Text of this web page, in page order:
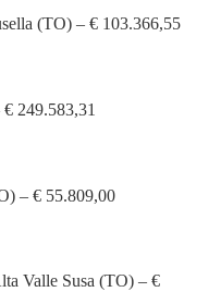
(TO) – € 103.366,55
249.583,31
– € 55.809,00
Valle Susa (TO) – €